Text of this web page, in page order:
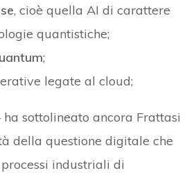
, cioè quella AI di carattere
quantistiche;
;
legate al cloud;
sottolineato ancora Frattasi
della questione digitale che
industriali di